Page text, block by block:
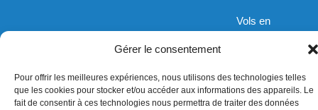
Gérer le consentement
Pour offrir les meilleures expériences, nous utilisons des technologies telles
que les cookies pour stocker et/ou accéder aux informations des appareils. Le
fait de consentir à ces technologies nous permettra de traiter des données
Vols en